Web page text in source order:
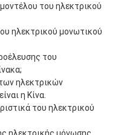
του ηλεκτρικού
ηλεκτρικού μονωτικού
του
ηλεκτρικών
η Κίνα.
του ηλεκτρικού